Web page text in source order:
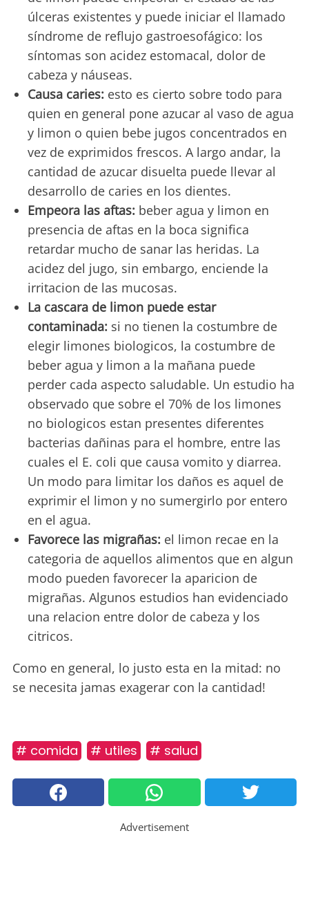
úlceras existentes y puede iniciar el llamado
síndrome de reflujo gastroesofágico: los
síntomas son acidez estomacal, dolor de
cabeza y náuseas.
Causa caries: esto es cierto sobre todo para
quien en general pone azucar al vaso de agua
y limon o quien bebe jugos concentrados en
vez de exprimidos frescos. A largo andar, la
cantidad de azucar disuelta puede llevar al
desarrollo de caries en los dientes.
Empeora las aftas: beber agua y limon en
presencia de aftas en la boca significa
retardar mucho de sanar las heridas. La
acidez del jugo, sin embargo, enciende la
irritacion de las mucosas.
La cascara de limon puede estar
contaminada: si no tienen la costumbre de
elegir limones biologicos, la costumbre de
beber agua y limon a la mañana puede
perder cada aspecto saludable. Un estudio ha
observado que sobre el 70% de los limones
no biologicos estan presentes diferentes
bacterias dañinas para el hombre, entre las
cuales el E. coli que causa vomito y diarrea.
Un modo para limitar los daños es aquel de
exprimir el limon y no sumergirlo por entero
en el agua.
Favorece las migrañas: el limon recae en la
categoria de aquellos alimentos que en algun
modo pueden favorecer la aparicion de
migrañas. Algunos estudios han evidenciado
una relacion entre dolor de cabeza y los
citricos.
Como en general, lo justo esta en la mitad: no
se necesita jamas exagerar con la cantidad!
# comida # utiles # salud
Advertisement